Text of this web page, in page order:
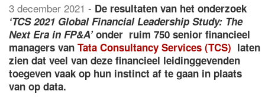
3 december 2021 - De resultaten van het onderzoek
‘TCS 2021 Global Financial Leadership Study: The
Next Era in FP&A’onder ruim 750 senior financieel
managers van Tata Consultancy Services (TCS) laten
zien dat veel van deze financieel leidinggevenden
toegeven vaak op hun instinct af te gaan in plaats
van op data.